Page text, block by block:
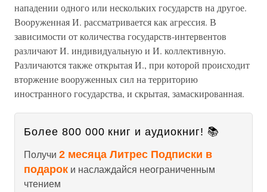
нападении одного или нескольких государств на другое.
Вооруженная И. рассматривается как агрессия. В
зависимости от количества государств-интервентов
различают И. индивидуальную и И. коллективную.
Различаются также открытая И., при которой происходит
вторжение вооруженных сил на территорию
иностранного государства, и скрытая, замаскированная.
Более 800 000 книг и аудиокниг! 📚
Получи 2 месяца Литрес Подписки в
подарок и наслаждайся неограниченным
чтением